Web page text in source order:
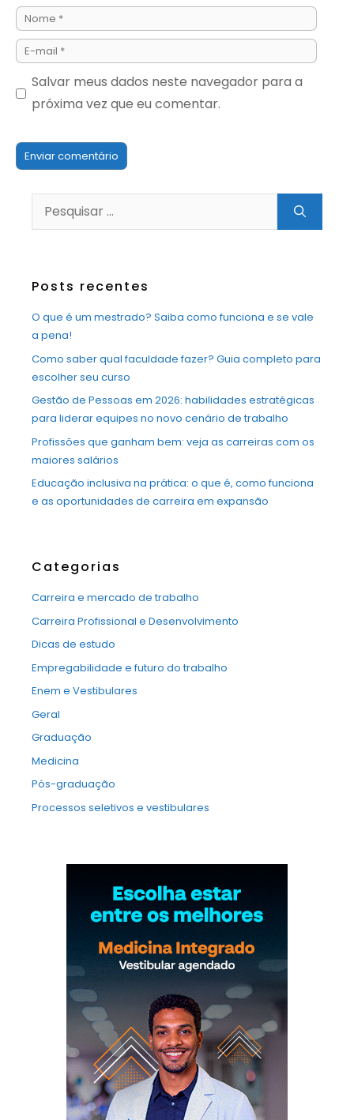
Nome
E-
Salvar meus dados neste navegador para a
próxima vez que eu comentar.
Site
por:
Posts recentes
O que é um mestrado? Saiba como funciona e se vale
a pena!
Como saber qual faculdade fazer? Guia completo para
escolher seu curso
Gestão de Pessoas em 2026: habilidades estratégicas
para liderar equipes no novo cenário de trabalho
Profissões que ganham bem: veja as carreiras com os
maiores salários
Educação inclusiva na prática: o que é, como funciona
e as oportunidades de carreira em expansão
Categorias
Carreira e mercado de trabalho
Carreira Profissional e Desenvolvimento
Dicas de estudo
Empregabilidade e futuro do trabalho
Enem e Vestibulares
Geral
Graduação
Medicina
Pós-graduação
Processos seletivos e vestibulares